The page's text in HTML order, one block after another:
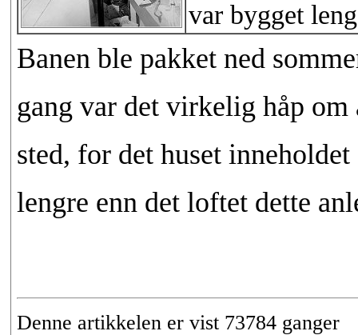
var bygget
Banen ble pakket ned
gang var det virkelig håp
sted, for det huset
lengre enn det loftet dette
Denne artikkelen er vist 73784 ganger